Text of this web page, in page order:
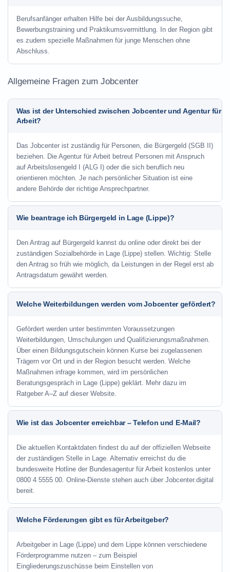
Berufsanfänger erhalten Hilfe bei der Ausbildungssuche,
Bewerbungstraining und Praktikumsvermittlung. In der Region gibt
es zudem spezielle Maßnahmen für junge Menschen ohne
Abschluss.
Allgemeine Fragen zum Jobcenter
Was ist der Unterschied zwischen Jobcenter und Agentur für
Arbeit?
Das Jobcenter ist zuständig für Personen, die Bürgergeld (SGB II)
beziehen. Die Agentur für Arbeit betreut Personen mit Anspruch
auf Arbeitslosengeld I (ALG I) oder die sich beruflich neu
orientieren möchten. Je nach persönlicher Situation ist eine
andere Behörde der richtige Ansprechpartner.
Wie beantrage ich Bürgergeld in Lage (Lippe)?
Den Antrag auf Bürgergeld kannst du online oder direkt bei der
zuständigen Sozialbehörde in Lage (Lippe) stellen. Wichtig: Stelle
den Antrag so früh wie möglich, da Leistungen in der Regel erst ab
Antragsdatum gewährt werden.
Welche Weiterbildungen werden vom Jobcenter gefördert?
Gefördert werden unter bestimmten Voraussetzungen
Weiterbildungen, Umschulungen und Qualifizierungsmaßnahmen.
Über einen Bildungsgutschein können Kurse bei zugelassenen
Trägern vor Ort und in der Region besucht werden. Welche
Maßnahmen infrage kommen, wird im persönlichen
Beratungsgespräch in Lage (Lippe) geklärt. Mehr dazu im
Ratgeber A–Z auf dieser Website.
Wie ist das Jobcenter erreichbar – Telefon und E-Mail?
Die aktuellen Kontaktdaten findest du auf der offiziellen Webseite
der zuständigen Stelle in Lage. Alternativ erreichst du die
bundesweite Hotline der Bundesagentur für Arbeit kostenlos unter
0800 4 5555 00. Online-Dienste stehen auch über Jobcenter.digital
bereit.
Welche Förderungen gibt es für Arbeitgeber?
Arbeitgeber in Lage (Lippe) und dem Lippe können verschiedene
Förderprogramme nutzen – zum Beispiel
Eingliederungszuschüsse beim Einstellen von